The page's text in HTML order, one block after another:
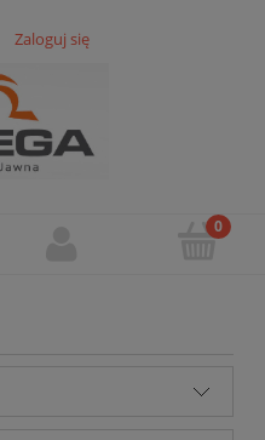
Zaloguj się